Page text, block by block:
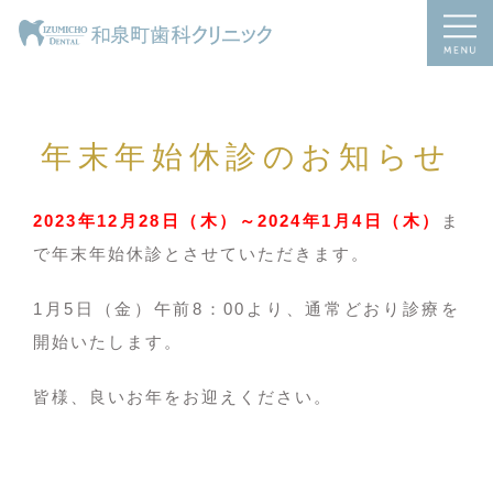
年末年始休診のお知らせ
2023年12月28日（木）～2024年1月4日（木）
ま
で年末年始休診とさせていただきます。
1月5日（金）午前8：00より、通常どおり診療を
開始いたします。
皆様、良いお年をお迎えください。